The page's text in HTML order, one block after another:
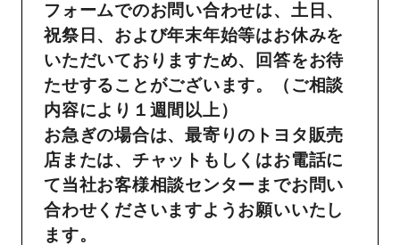
フォームでのお問い合わせは、土日、
祝祭日、および年末年始等はお休みを
いただいておりますため、回答をお待
たせすることがございます。（ご相談
内容により１週間以上）
お急ぎの場合は、最寄りのトヨタ販売
店または、チャットもしくはお電話に
て当社お客様相談センターまでお問い
合わせくださいますようお願いいたし
ます。